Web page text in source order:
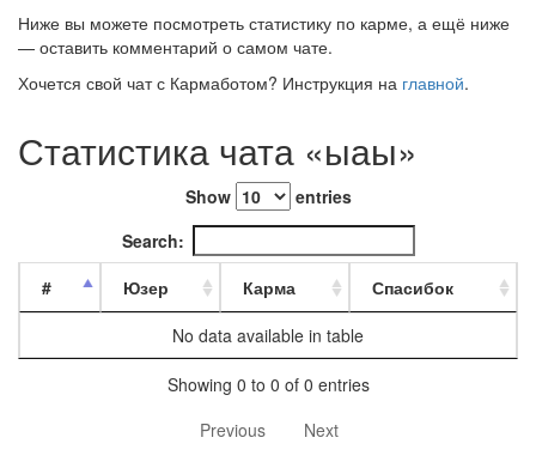
Ниже вы можете посмотреть статистику по карме, а ещё ниже
— оставить комментарий о самом чате.
Хочется свой чат с Кармаботом? Инструкция на главной.
Статистика чата «ыаы»
Show
entries
Search:
#
Юзер Карма
Спасибок
No data available in table
Showing 0 to 0 of 0 entries
Previous
Next